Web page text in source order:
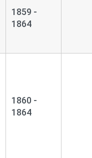
1859 -
1864
1860 -
1864